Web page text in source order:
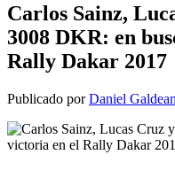
Carlos Sainz,
3008 DKR: en
Rally Dakar 2017
Publicado porDaniel